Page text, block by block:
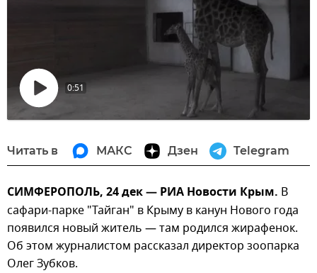
Воспроизвести
0:51
Читать в МАКС Дзен Telegram
СИМФЕРОПОЛЬ, 24 дек — РИА Новости Крым. В
сафари-парке "Тайган" в Крыму в канун Нового года
появился новый житель — там родился жирафенок.
Об этом журналистом рассказал директор зоопарка
Олег Зубков.